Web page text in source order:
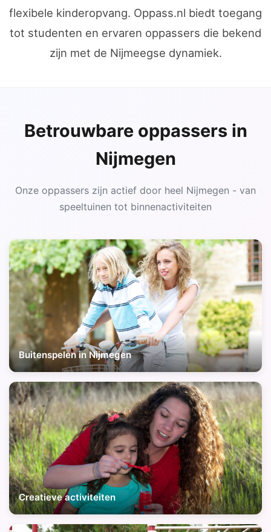
flexibele kinderopvang. Oppass.nl biedt toegang
tot studenten en ervaren oppassers die bekend
zijn met de Nijmeegse dynamiek.
Betrouwbare oppassers in
Nijmegen
Onze oppassers zijn actief door heel Nijmegen - van
speeltuinen tot binnenactiviteiten
Buitenspelen in Nijmegen
Creatieve activiteiten